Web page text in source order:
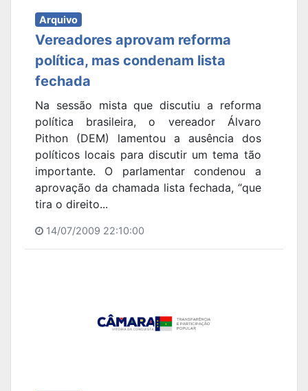
Arquivo
Vereadores aprovam reforma
política, mas condenam lista
fechada
Na sessão mista que discutiu a reforma
política brasileira, o vereador Álvaro
Pithon (DEM) lamentou a ausência dos
políticos locais para discutir um tema tão
importante. O parlamentar condenou a
aprovação da chamada lista fechada, “que
tira o direito...
14/07/2009 22:10:00